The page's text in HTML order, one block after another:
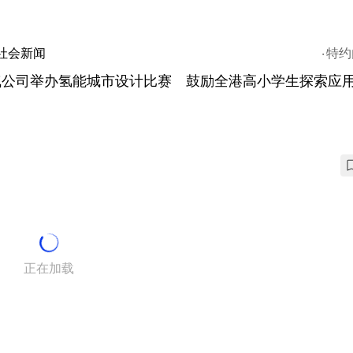
会新闻 特
司举办氢能城市设计比赛 鼓励全港高小学生探索应
正在加载